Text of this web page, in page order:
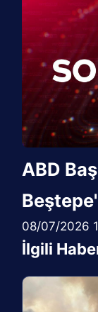
ABD
08/07/2026
İlgili